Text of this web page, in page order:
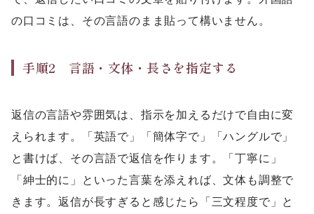
の口コミは、その言語のまま貼って構いません。
手順2 言語・文体・長さを指定する
返信の言語や雰囲気は、指示を加えるだけで自由に変
えられます。「英語で」「簡体字で」「ハングルで」
と書けば、その言語で返信を作ります。「丁寧に」
「紳士的に」といった言葉を添えれば、文体も調整で
きます。返信が長すぎると感じたら「三文程度で」と